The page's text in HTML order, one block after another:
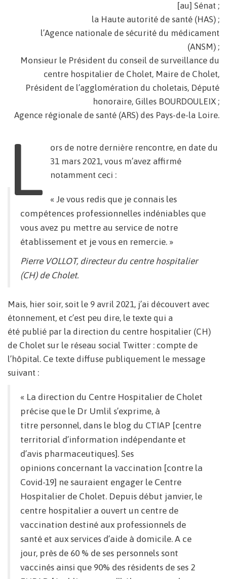
[au] Sénat ;
la Haute autorité de santé (HAS) ;
l’Agence nationale de sécurité du médicament
(ANSM) ;
Monsieur le Président du conseil de surveillance du
centre hospitalier de Cholet, Maire de Cholet,
Président de l’agglomération du choletais, Député
honoraire, Gilles BOURDOULEIX ;
Agence régionale de santé (ARS) des Pays-de-la Loire.
L
ors de notre dernière rencontre, en date du
31 mars 2021, vous m’avez affirmé
notamment ceci :
« Je vous redis que je connais les
compétences professionnelles indéniables que
vous avez pu mettre au service de notre
établissement et je vous en remercie. »
Pierre VOLLOT, directeur du centre hospitalier
(CH) de Cholet.
Mais, hier soir, soit le 9 avril 2021, j’ai découvert avec
étonnement, et c’est peu dire, le texte qui a
été publié par la direction du centre hospitalier (CH)
de Cholet sur le réseau social Twitter : compte de
l’hôpital. Ce texte diffuse publiquement le message
suivant :
« La direction du Centre Hospitalier de Cholet
précise que le Dr Umlil s’exprime, à
titre personnel, dans le blog du CTIAP [centre
territorial d’information indépendante et
d’avis pharmaceutiques]. Ses
opinions concernant la vaccination [contre la
Covid-19] ne sauraient engager le Centre
Hospitalier de Cholet. Depuis début janvier, le
centre hospitalier a ouvert un centre de
vaccination destiné aux professionnels de
santé et aux services d’aide à domicile. A ce
jour, près de 60 % de ses personnels sont
vaccinés ainsi que 90% des résidents de ses 2